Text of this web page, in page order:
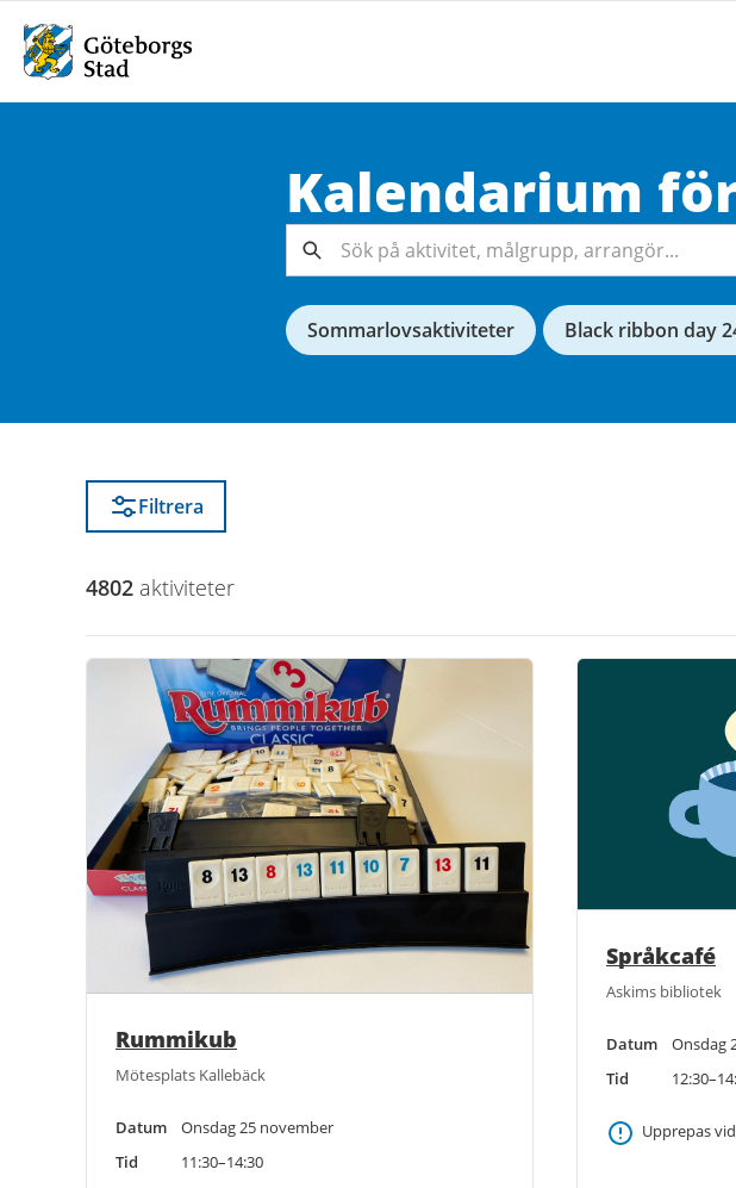
Kalendarium
Sök på
aktivitet,
målgrupp,
arrangör...
Sök
Sommarlovsaktiviteter Black ribbon day
Filtrera
4802 aktiviteter
Rummikub
Mötesplats Kallebäck
Datum
Onsdag 25 november
Tid
11:30–14:30
Språkcafé
Askims bibliotek
Datum
Onsdag
Tid
Upprepas